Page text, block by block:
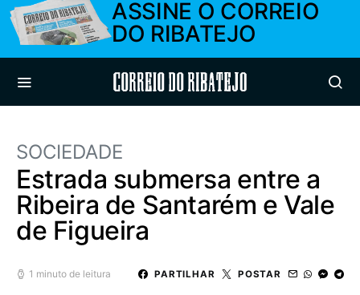
ASSINE O CORREIO
DO RIBATEJO
Correio do Ribatejo
SOCIEDADE
Estrada submersa entre a
Ribeira de Santarém e Vale
de Figueira
1 minuto de leitura PARTILHAR POSTAR